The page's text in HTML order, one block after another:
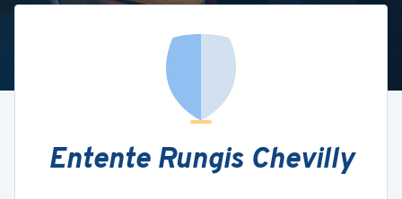
Entente Rungis Chevilly